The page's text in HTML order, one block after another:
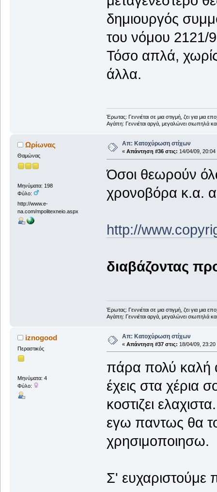
δημιουργός
του νόμου 2121/
Τόσο απλά,
άλλα.
Έρωτας: Γεννιέται σε μια στιγμή, ζει για μια
Αγάπη: Γεννιέται αργά, μεγαλώνει σιωπηλά
Ωρίωνας
Θαμώνας
Μηνύματα: 198
Φύλο:
http://www.e-
na.com/mpolitexneio.aspx
Απ: Κατοχύρωση στίχων
« Απάντηση #36 στις: 14/04/09, 20:04
Όσοι θεωρούν
χρονοβόρα κ.α.
http://
διαβάζοντας
Έρωτας: Γεννιέται σε μια στιγμή, ζει για μια
Αγάπη: Γεννιέται αργά, μεγαλώνει σιωπηλά
iznogood
Περαστικός
Μηνύματα: 4
Φύλο:
Απ: Κατοχύρωση στίχων
« Απάντηση #37 στις: 18/04/09, 23:20
πάρα πολύ καλή
έχεις στα χέρια
κοστιζει ελαχιστα.
εγω παντως θα
χρησιμοποιησω.
Σ'